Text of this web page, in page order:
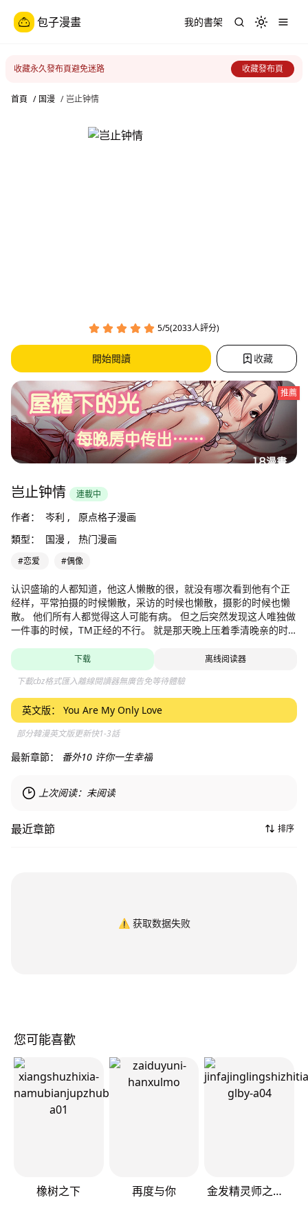
包子漫畫 我的書架 Toggle
收藏永久發布頁避免迷路 收藏發布頁
首頁 / 国漫 / 岂止钟情
5/5(2033人評分)
開始閱讀 收藏
推薦
岂止钟情 連載中
作者： 岑利 ,
原点格子漫画
類型：
国漫 , 热门漫画
#恋爱 #偶像
认识盛瑜的人都知道，他这人懒散的很，就没有哪次看到他有个正
经样，平常拍摄的时候懒散，采访的时候也懒散，摄影的时候也懒
散。 他们所有人都觉得这人可能有病。 但之后突然发现这人唯独做
一件事的时候，TM正经的不行。 就是那天晚上压着季清晚亲的时
下载
离线阅读器
下載cbz格式匯入離線閱讀器無廣告免等待體驗
英文版： You Are My Only Love
部分韓漫英文版更新快1-3話
最新章節： 番外10 许你一生幸福
上次阅读： 未阅读
最近章節 排序
⚠️ 获取数据失败
您可能喜歡
橡树之下 再度与你 金发精灵师之天才的烦恼